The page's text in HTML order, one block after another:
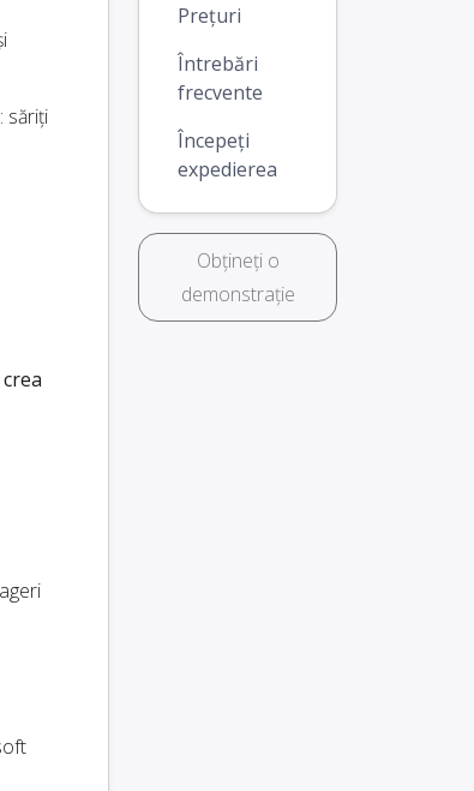
săriți
crea
Prețuri
Întrebări
frecvente
Începeți
expedierea
Obțineți o
demonstrație